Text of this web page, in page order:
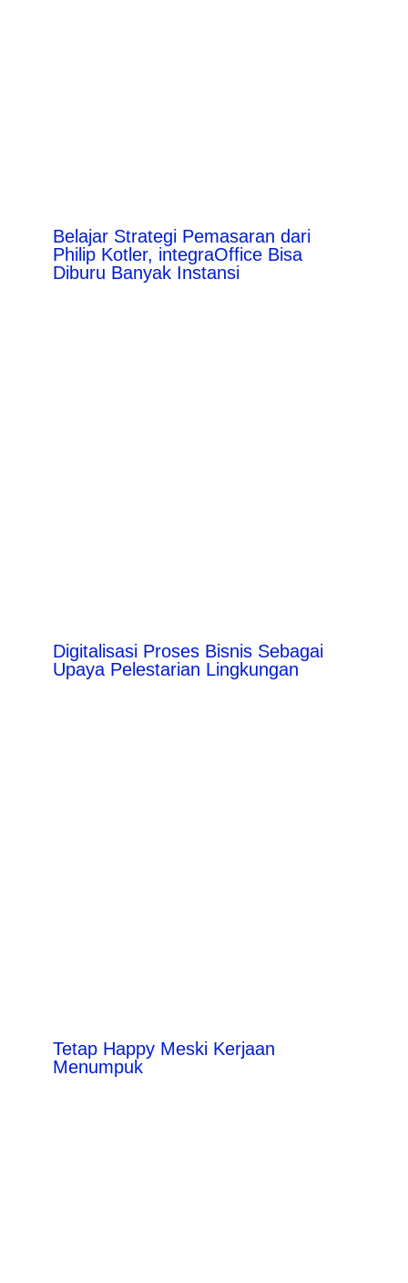
Belajar Strategi Pemasaran dari
Philip Kotler, integraOffice Bisa
Diburu Banyak Instansi
Digitalisasi Proses Bisnis Sebagai
Upaya Pelestarian Lingkungan
Tetap Happy Meski Kerjaan
Menumpuk